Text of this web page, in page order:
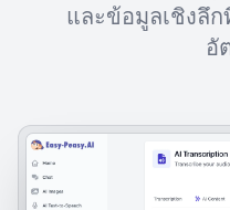
และข้อมูลเชิงลึ
อั